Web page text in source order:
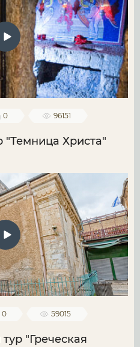
0 96151
"Темница Христа"
0 59015
"Греческая